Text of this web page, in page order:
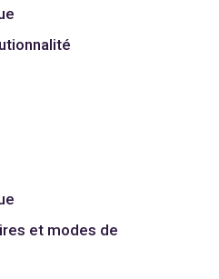
et modes de